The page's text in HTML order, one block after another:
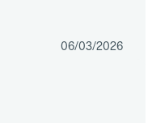
06/03/2026